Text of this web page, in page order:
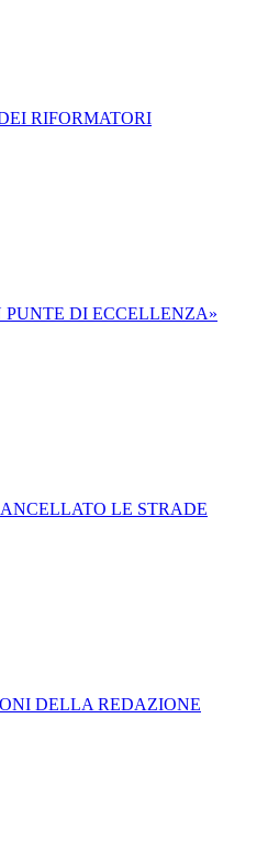
RIFORMATORI
DI ECCELLENZA»
LE STRADE
DELLA REDAZIONE